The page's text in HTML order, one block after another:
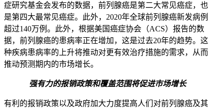
症研究基金会发布的数据，前列腺癌是第二大常见癌症，也
是第四大最常见癌症。此外，2020年全球前列腺癌新发病例
超过140万例。此外，根据美国癌症协会（ACS）报告的数
据，前列腺癌的患病率正在增加，这是过去20年的趋势。这
种疾病患病率的上升将推动对更有效治疗措施的需求，从而
推动预测期内的市场增长。
强有力的报销政策和覆盖范围将促进市场增长
有利的报销政策以及政府加大力度提高人们对前列腺癌及其